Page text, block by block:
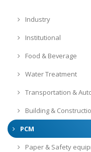
Industry
Institutional
Food & Beverage
Water Treatment
Transportation &
Building &
PCM
Paper & Safety